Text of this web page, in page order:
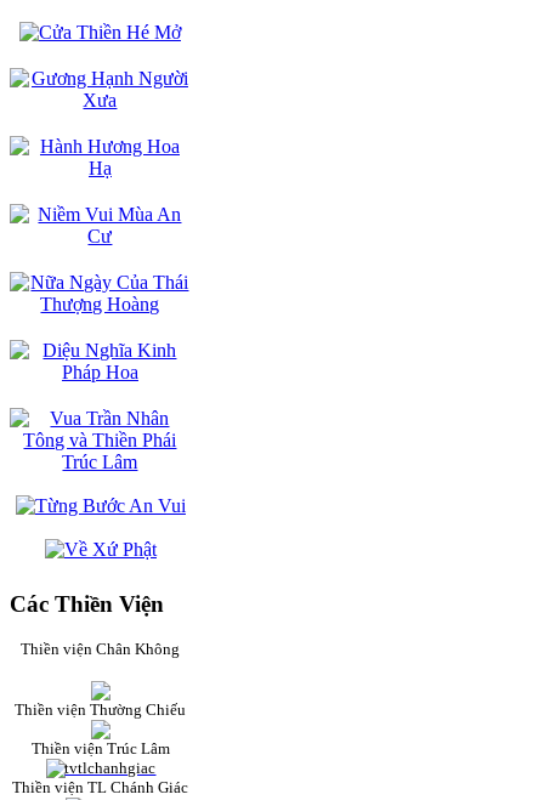
Các Thiền Viện
Thiền viện Chân Không
Thiền viện Thường Chiếu
Thiền viện Trúc Lâm
Thiền viện TL Chánh Giác